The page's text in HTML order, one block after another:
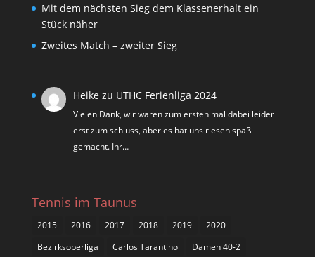
Mit dem nächsten Sieg dem Klassenerhalt ein
Stück näher
Zweites Match – zweiter Sieg
Heike zu UTHC Ferienliga 2024
Vielen Dank, wir waren zum ersten mal dabei leider
erst zum schluss, aber es hat uns riesen spaß
gemacht. Ihr…
Tennis im Taunus
2015 2016 2017 2018 2019
2020
Bezirksoberliga
Carlos Tarantino
Damen 40-2